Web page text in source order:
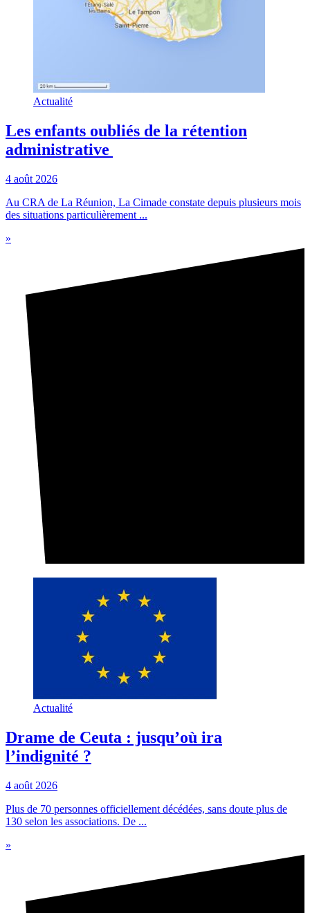
Actualité
Les enfants oubliés de la rétention
administrative
4 août 2026
Au CRA de La Réunion, La Cimade constate depuis plusieurs mois
des situations particulièrement ...
»
Actualité
Drame de Ceuta : jusqu’où ira
l’indignité ?
4 août 2026
Plus de 70 personnes officiellement décédées, sans doute plus de
130 selon les associations. De ...
»